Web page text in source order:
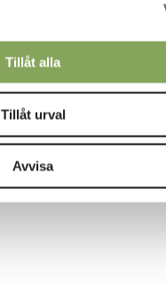
Tillåt alla
Tillåt urval
Avvisa